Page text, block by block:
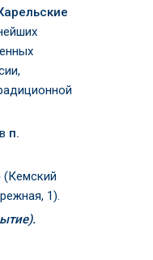
п.
(Кемский
1).